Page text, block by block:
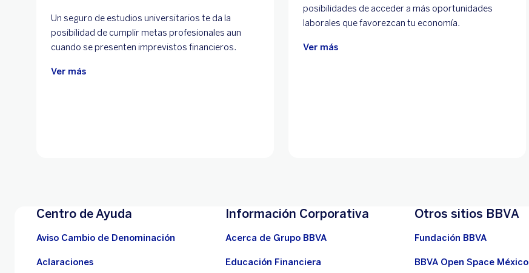
Un seguro de estudios universitarios te da la
posibilidad de cumplir metas profesionales aun
cuando se presenten imprevistos financieros.
Ver más
posibilidades de acceder a más oportunidades
laborales que favorezcan tu economía.
Ver más
Centro de Ayuda
Aviso Cambio de Denominación
Aclaraciones
Información Corporativa
Acerca de Grupo BBVA
Educación Financiera
Otros sitios BBVA
Fundación BBVA
BBVA Open Space México